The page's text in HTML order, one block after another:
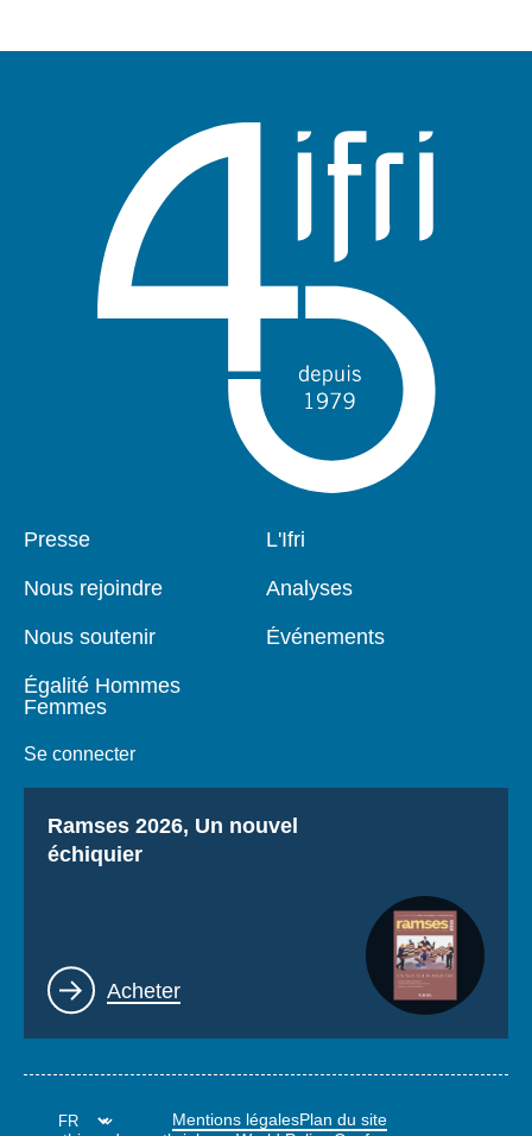
internationales et d'événements à Paris et à Bruxelles,
Pied
Presse
Nous rejoindre
Nous soutenir
Égalité Hommes
Femmes
Se connecter
Navigation
L'Ifri
Analyses
Événements
Titre
Ramses 2026, Un nouvel
échiquier
Lien
Acheter
Mentions légalesPlan du site